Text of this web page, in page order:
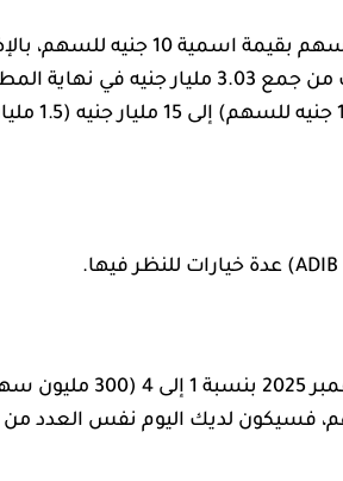
للسهم كمصاريف إصدار. وفي حال تغطية الزيادة بالكامل، سيتمكن